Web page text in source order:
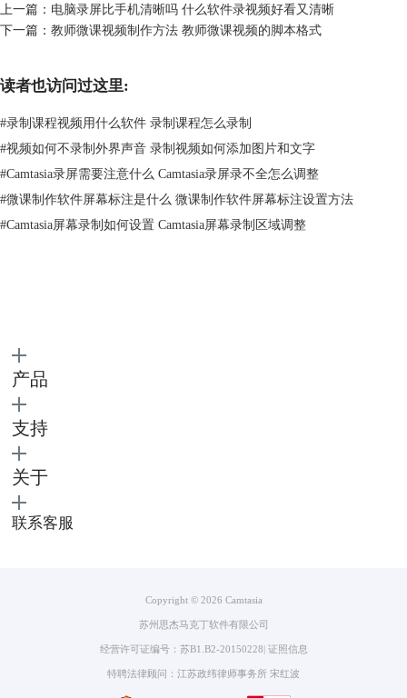
图2：录制ppt
便进行编辑。如下图所示，左侧的功能栏十分丰富，可以为视频添加转
换、行为等一系列效果，丰富视频内容。
3.完成视频编辑后，可以在上方菜单找到“导出”选项，将编辑好的视频导
出为本地文件。
上一篇： 电脑录屏比手机清晰吗 什么软件录视频好看又清晰
下一篇： 教师微课视频制作方法 教师微课视频的脚本格式
读者也访问过这里:
#录制课程视频用什么软件 录制课程怎么录制
#视频如何不录制外界声音 录制视频如何添加图片和文字
#Camtasia录屏需要注意什么 Camtasia录屏录不全怎么调整
#微课制作软件屏幕标注是什么 微课制作软件屏幕标注设置方法
#Camtasia屏幕录制如何设置 Camtasia屏幕录制区域调整
产品
支持
关于
联系客服
Copyright © 2026 Camtasia
苏州思杰马克丁软件有限公司
经营许可证编号：苏B1.B2-20150228 证照信息
特聘法律顾问：江苏政纬律师事务所 宋红波